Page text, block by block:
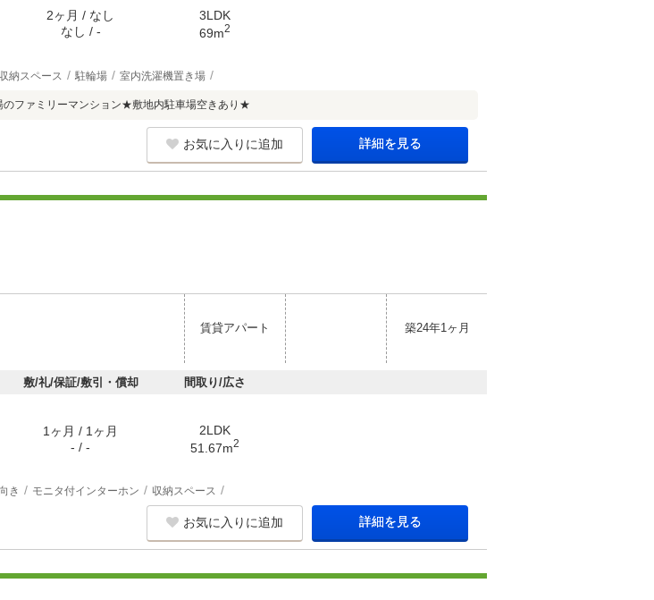
2ヶ月 / なし
なし / -
3LDK
69m2
収納スペース 駐輪場 室内洗濯機置き場
ファミリーマンション★敷地内駐車場空きあり★
お気に入りに追加 詳細を見る
賃貸アパート 築24年1ヶ月
敷/礼/保証/敷引・償却 間取り/広さ
1ヶ月 / 1ヶ月
- / -
2LDK
51.67m2
き モニタ付インターホン 収納スペース
お気に入りに追加 詳細を見る